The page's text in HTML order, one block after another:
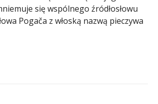
się wspólnego źródłosłowu
Pogača z włoską nazwą pieczywa